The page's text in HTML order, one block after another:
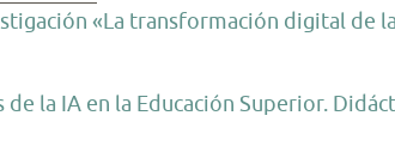
«La transformación digital de
de la IA en la Educación Superior.